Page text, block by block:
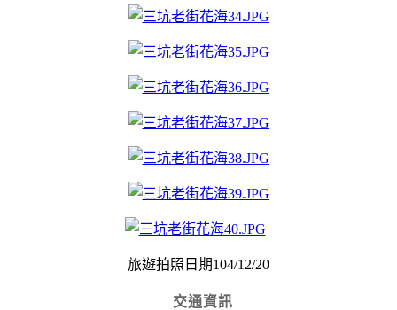
旅遊拍照日期104/12/20
交通資訊